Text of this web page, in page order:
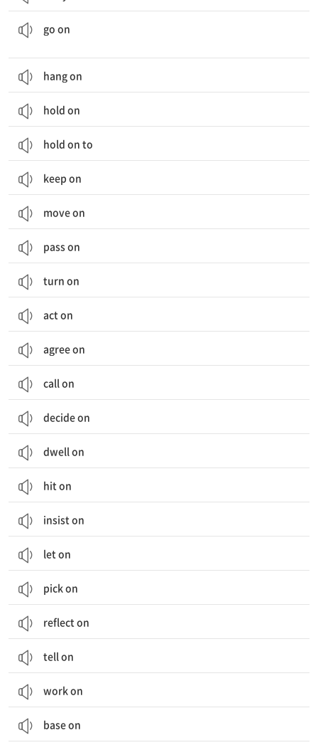
go on
hang on
hold on
hold on to
keep on
move on
pass on
turn on
act on
agree on
call on
decide on
dwell on
hit on
insist on
let on
pick on
reflect on
tell on
work on
base on